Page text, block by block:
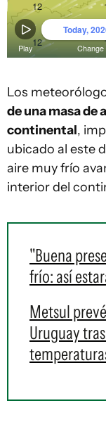
Los
de una masa de
continental,
ubicado al este
aire muy frío
interior del
"Buena
frío: así
Metsul
Uruguay